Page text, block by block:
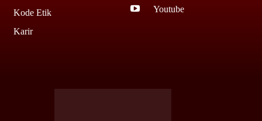
Kode Etik
Karir
Youtube